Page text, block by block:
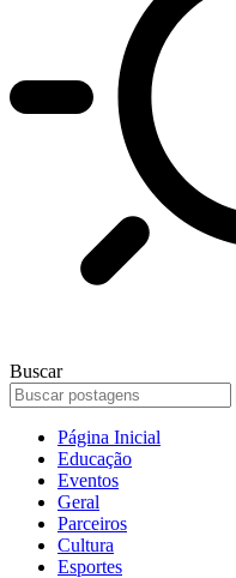
Buscar
Página Inicial
Educação
Eventos
Geral
Parceiros
Cultura
Esportes